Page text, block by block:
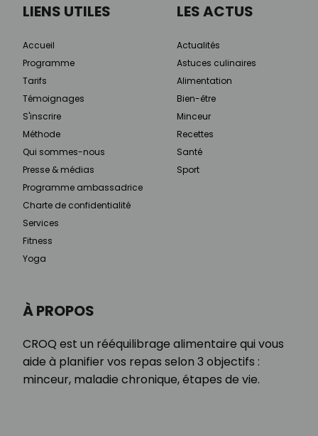
À PROPOS
CROQ est un rééquilibrage alimentaire qui vous
aide à planifier vos repas selon 3 objectifs :
minceur, maladie chronique, étapes de vie.
LIENS UTILES
Accueil
Programme
Tarifs
Témoignages
S'inscrire
Méthode
Qui sommes-nous
Presse & médias
Programme ambassadrice
Charte de confidentialité
Services
Fitness
Yoga
LES ACTUS
Actualités
Astuces culinaires
Alimentation
Bien-être
Minceur
Recettes
Santé
Sport